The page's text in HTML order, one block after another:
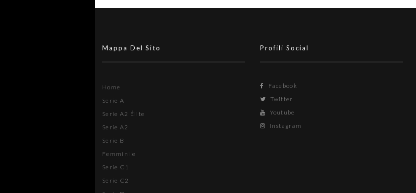
Mappa Del Sito
Home
Serie A
Serie A2 Élite
Serie A2
Serie B
Femminile
Serie C1
Serie C2
Profili Social
Facebook
Twitter
Youtube
Instagram